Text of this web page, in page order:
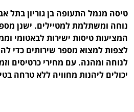
טיסה מנמל התעופה בן גוריון בתל
נוחה ומשתלמת למטיילים. ישנן
המציעות טיסות ישירות לבאטומי
לצפות למצוא מספר שירותים כדי
לנוחה ומהנה. עם מחירי כרטיסים
יכולים ליהנות מחוויה ללא טרחה